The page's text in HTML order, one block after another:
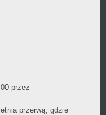
przez
przerwą, gdzie